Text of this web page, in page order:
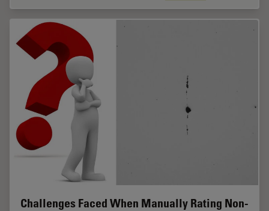
Challenges Faced When Manually Rating Non-